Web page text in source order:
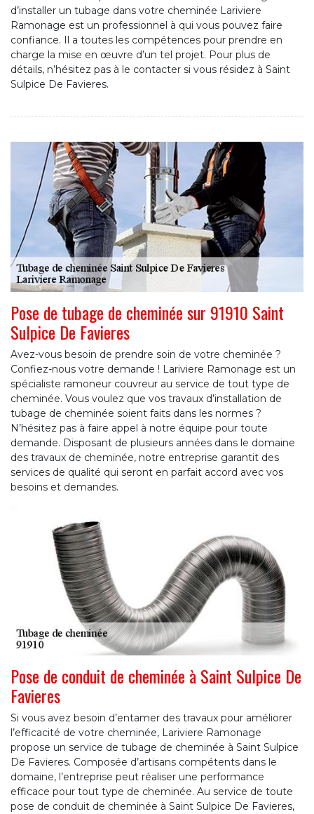
d’installer un tubage dans votre cheminée Lariviere
Ramonage est un professionnel à qui vous pouvez faire
confiance. Il a toutes les compétences pour prendre en
charge la mise en œuvre d’un tel projet. Pour plus de
détails, n’hésitez pas à le contacter si vous résidez à Saint
Sulpice De Favieres.
Pose de tubage de cheminée sur 91910 Saint
Sulpice De Favieres
Avez-vous besoin de prendre soin de votre cheminée ?
Confiez-nous votre demande ! Lariviere Ramonage est un
spécialiste ramoneur couvreur au service de tout type de
cheminée. Vous voulez que vos travaux d’installation de
tubage de cheminée soient faits dans les normes ?
N’hésitez pas à faire appel à notre équipe pour toute
demande. Disposant de plusieurs années dans le domaine
des travaux de cheminée, notre entreprise garantit des
services de qualité qui seront en parfait accord avec vos
besoins et demandes.
Pose de conduit de cheminée à Saint Sulpice De
Favieres
Si vous avez besoin d’entamer des travaux pour améliorer
l’efficacité de votre cheminée, Lariviere Ramonage
propose un service de tubage de cheminée à Saint Sulpice
De Favieres. Composée d’artisans compétents dans le
domaine, l’entreprise peut réaliser une performance
efficace pour tout type de cheminée. Au service de toute
pose de conduit de cheminée à Saint Sulpice De Favieres,